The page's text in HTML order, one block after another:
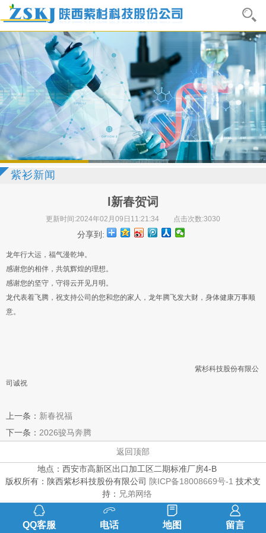
紫衫新闻
l新春贺词
更新时间:2024年02月09日11:21:34 点击次数:3030
分享到:
龙年行大运，福气漫乾坤。
感谢您的相伴，共筑辉煌的理想。
感谢您的坚守，守得云开见月明。
龙代表着飞腾，祝支持公司的您和您的家人，龙年腾飞发大财，身体健康万事顺
意。
紫杉科技股份有限公
司诚祝
上一条： 新春祝福
下一条： 2026骏马奔腾
返回顶部
地点：西安市高新区出口加工区二期标准厂房4-B
版权所有：陕西紫杉科技股份有限公司 陕ICP备18008669号-1 技术支
持： 兄弟网络
QQ客服 电话 地图 留言